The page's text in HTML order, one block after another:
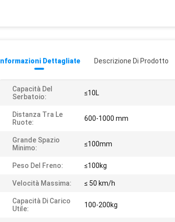
Informazioni Dettagliate Descrizione Di Prodotto
Capacità Del
Serbatoio:
≤10L
Distanza Tra Le
Ruote:
600-1000 mm
Grande Spazio
Minimo:
≤100mm
Peso Del Freno: ≤100kg
Velocità Massima: ≤ 50 km/h
Capacità Di Carico
Utile:
100-200kg